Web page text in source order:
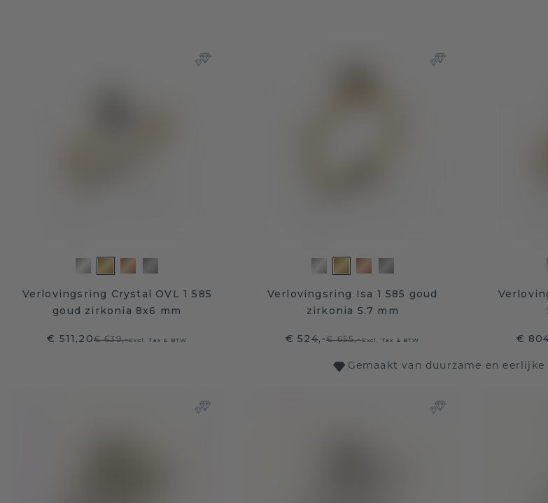
Verlovingsring Crystal OVL 1 585
goud zirkonia 8x6 mm
€ 511,20€ 639,-Excl. Tax & BTW
Verlovingsring Isa 1 585 goud
zirkonia 5.7 mm
€ 524,-€ 655,-Excl. Tax & BTW €
Gemaakt van duurzame en